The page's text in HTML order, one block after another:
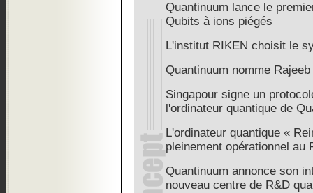
Quantinuum lance le
Qubits à ions piégés
L'institut RIKEN choisit le
Quantinuum nomme
Singapour signe un
l'ordinateur quantique de
L'ordinateur quantique «
pleinement opérationnel au
Quantinuum annonce son
nouveau centre de R&D